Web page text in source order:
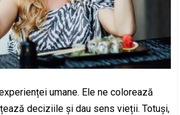
umane. Ele ne colorează
deciziile și dau sens vieții. Totuși,